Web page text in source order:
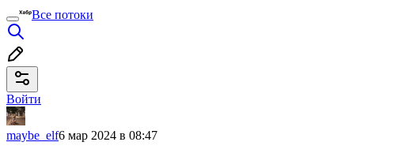
Все потоки
Войти
maybe_elf6 мар 2024 в 08:47